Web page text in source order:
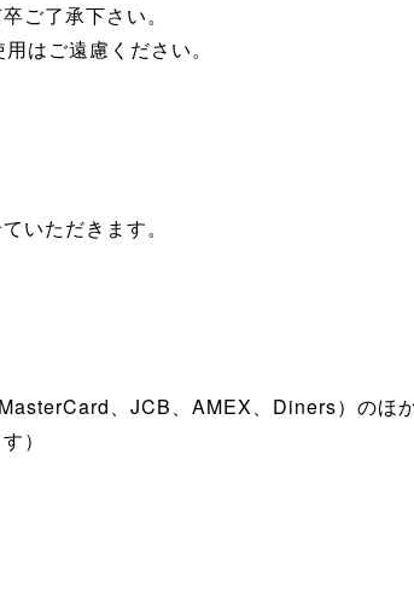
ご了承下さい。
はご遠慮ください。
いただきます。
、JCB、AMEX、Diners）のほ
）